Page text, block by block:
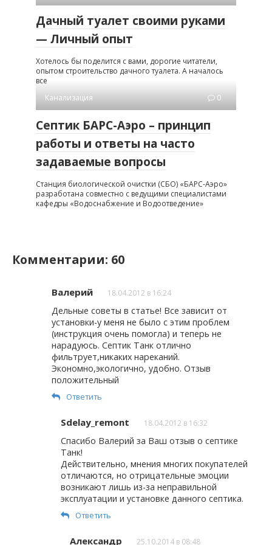
Дачный туалет своими руками
— Личный опыт
Хотелось бы поделится с вами, дорогие читатели,
опытом строительство дачного туалета. А началось
все
Канализация
0
Септик БАРС-Аэро – принцип
работы и ответы на часто
задаваемые вопросы
Станция биологической очистки (СБО) «БАРС-Аэро»
разработана совместно с ведущими специалистами
кафедры «Водоснабжение и Водоотведение»
Комментарии: 60
Валерий 18.04.2012 в 16:24
Дельные советы в статье! Все зависит от
установки-у меня не было с этим проблем
(инструкция очень помогла) и теперь не
нарадуюсь. Септик Танк отлично
фильтрует,никаких нареканий.
Экономно,экологично, удобно. Отзыв
положительный
Ответить
Sdelay_remont 18.04.2012 в 16:32
Спасибо Валерий за Ваш отзыв о септике
Танк!
Действительно, мнения многих покупателей
отличаются, но отрицательные эмоции
возникают лишь из-за неправильной
эксплуатации и установке данного септика.
Ответить
Александр 25.10.2014 в 08:48